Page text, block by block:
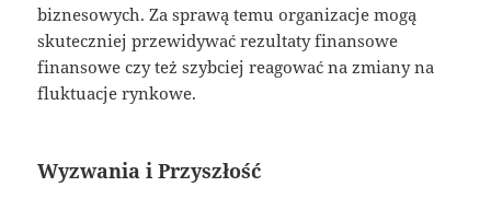
biznesowych. Za sprawą temu organizacje mogą
skuteczniej przewidywać rezultaty finansowe
finansowe czy też szybciej reagować na zmiany na
fluktuacje rynkowe.
Wyzwania i Przyszłość